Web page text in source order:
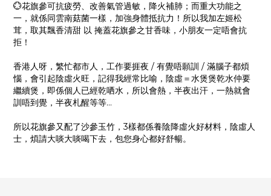
💮花旗參可抗疲勞、改善氣管過敏，降火補肺；而重大功能之
一，就係同雲南菇菌一樣，加強身體抵抗力！所以我加左姬松
茸，取其飄香清甜 以 掩蓋花旗參之甘香味，小朋友一定唔會抗
拒！
香港人呀，繁忙都市人，工作要捱夜 / 有覺唔願訓 / 滿腦子都煩
惱，會引起陰虛火旺，記得我經常比喻，陰虛＝水煲煲乾水仲要
繼續煲，即係個人已經乾哂水，所以會熱，半夜出汗，一熱就會
訓唔到覺，半夜札醒等等...
所以花旗參又配了沙參玉竹，3樣都係養陰降虛火好材料，陰虛人
士，煩請大啖大啖喝下去，包您身心都好舒暢。